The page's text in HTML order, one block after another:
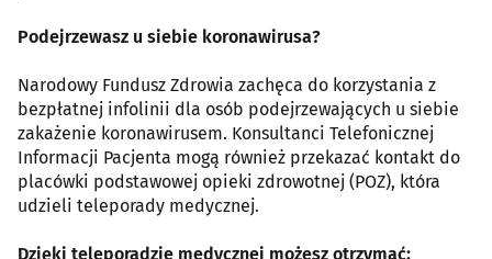
Podejrzewasz u siebie koronawirusa?
Narodowy Fundusz Zdrowia zachęca do korzystania z
bezpłatnej infolinii dla osób podejrzewających u siebie
zakażenie koronawirusem. Konsultanci Telefonicznej
Informacji Pacjenta mogą również przekazać kontakt do
placówki podstawowej opieki zdrowotnej (POZ), która
udzieli teleporady medycznej.
Dzięki teleporadzie medycznej możesz otrzymać: